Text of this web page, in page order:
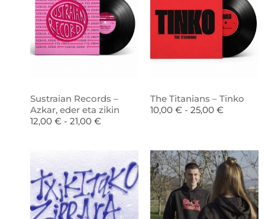
Sustraian Records –
Azkar, eder eta zikin
12,00 € - 21,00 €
The Titanians – Tinko
10,00 € - 25,00 €